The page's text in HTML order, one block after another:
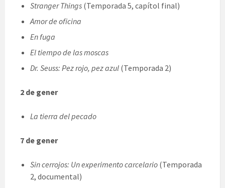
Stranger Things (Temporada 5, capítol final)
Amor de oficina
En fuga
El tiempo de las moscas
Dr. Seuss: Pez rojo, pez azul (Temporada 2)
2 de gener
La tierra del pecado
7 de gener
Sin cerrojos: Un experimento carcelario (Temporada
2, documental)